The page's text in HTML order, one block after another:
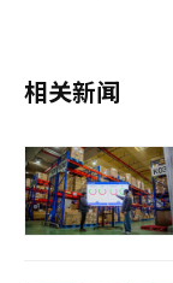
相关新闻